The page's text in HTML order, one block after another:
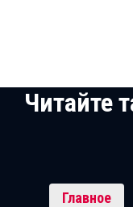
Читайте
Главное